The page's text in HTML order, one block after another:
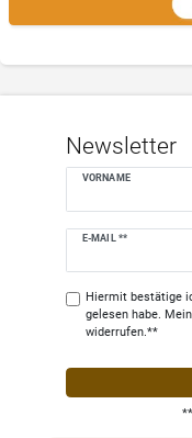
Newsletter
VORNAME
E-MAIL **
Newsletter
Hiermit bestätige
gelesen habe.
widerrufen.**